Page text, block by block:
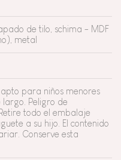
de tilo, schima - MDF
metal
apto para niños menores
largo. Peligro de
todo el embalaje
a su hijo. El contenido
Conserve esta